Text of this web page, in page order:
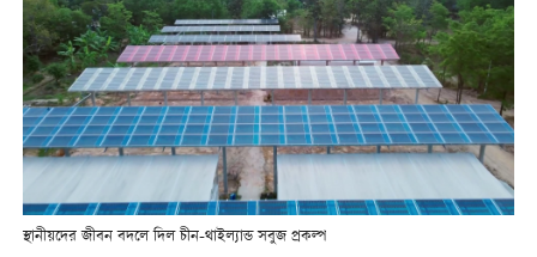
স্থানীয়দের জীবন বদলে দিল চীন-থাইল্যান্ড সবুজ প্রকল্প